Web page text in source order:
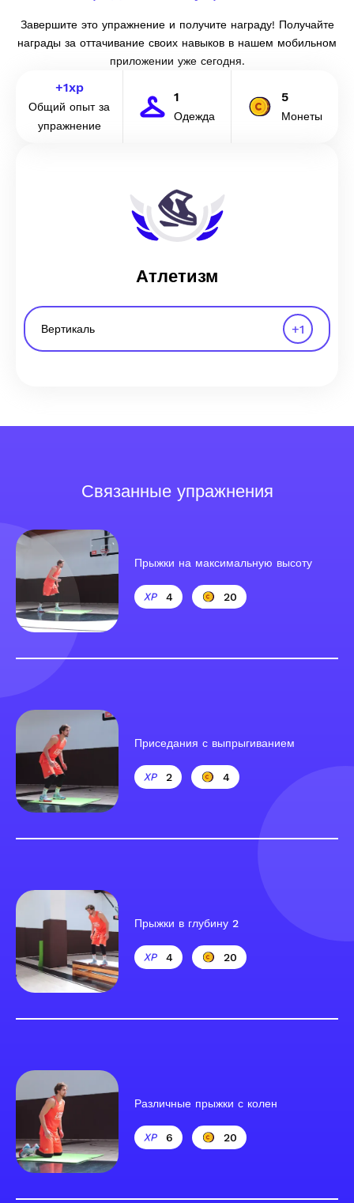
Завершите это упражнение и получите награду! Получайте
награды за оттачивание своих навыков в нашем мобильном
приложении уже сегодня.
+1xp
Общий опыт за
упражнение
1
Одежда
5
Монеты
Атлетизм
Вертикаль +1
Связанные упражнения
Прыжки на максимальную высоту
4 20
Приседания с выпрыгиванием
2 4
Прыжки в глубину 2
4 20
Различные прыжки с колен
6 20